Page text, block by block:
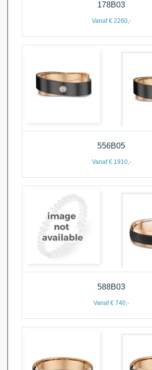
178B03
Vanaf € 2260,-
556B05
Vanaf € 1910,-
588B03
Vanaf € 740,-